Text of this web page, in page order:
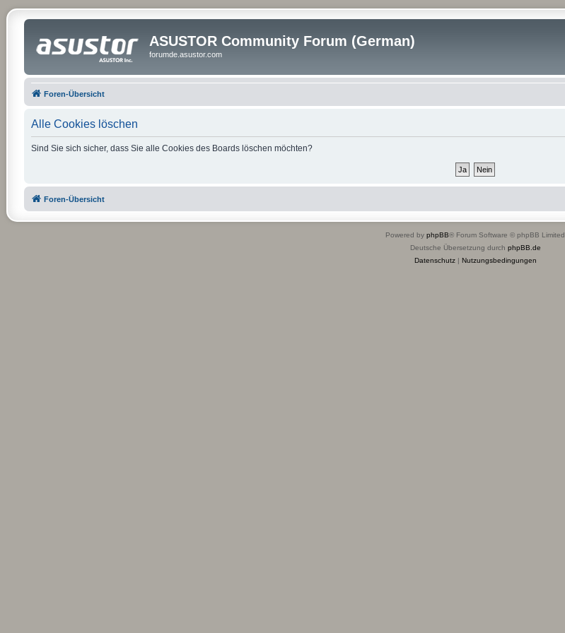
ASUSTOR Community Forum (German)
forumde.asustor.com
Foren-Übersicht
Alle Cookies löschen
Sind Sie sich sicher, dass Sie alle Cookies des Boards löschen möchten?
Foren-Übersicht
Powered by phpBB® Forum Software © phpBB Limited
Deutsche Übersetzung durch phpBB.de
Datenschutz| Nutzungsbedingungen